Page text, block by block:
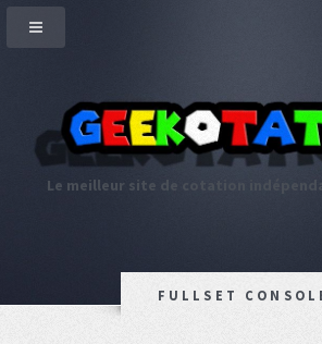
Le meilleur site de cotation
FULLSET